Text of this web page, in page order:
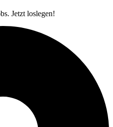
Jetzt loslegen!